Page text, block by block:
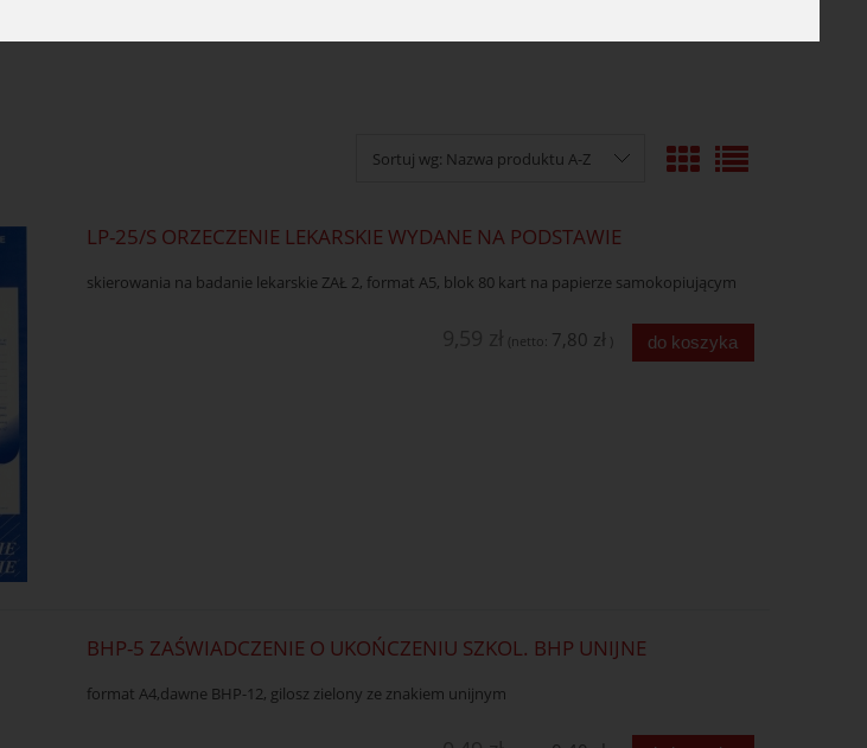
Sortuj wg: Nazwa produktu A-Z
LP-25/S ORZECZENIE LEKARSKIE WYDANE NA PODSTAWIE
skierowania na badanie lekarskie ZAŁ 2, format A5, blok 80 kart na papierze samokopiującym
(netto: 7,80 zł ) do koszyka
BHP-5 ZAŚWIADCZENIE O UKOŃCZENIU SZKOL. BHP UNIJNE
format A4,dawne BHP-12, gilosz zielony ze znakiem unijnym